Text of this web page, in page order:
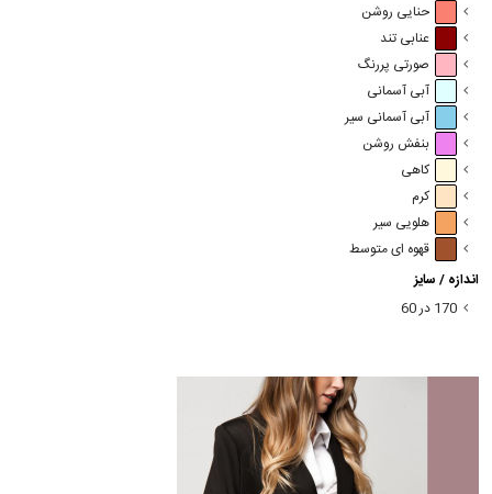
حنایی روشن
عنابی تند
صورتی پررنگ
آبی آسمانی
آبی آسمانی سیر
بنفش روشن
کاهی
کرم
هلویی سیر
قهوه ای متوسط
اندازه / سایز
170 در 60